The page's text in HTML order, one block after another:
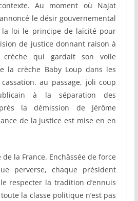
Au moment où Najat
le désir gouvernemental
loi le principe de laïcité pour
de justice donnant raison à
crèche qui gardait son voile
la crèche Baby Loup dans les
au passage, joli coup
à la séparation des
la démission de Jérôme
de la justice est mise en en
la France. Enchâssée de force
perverse, chaque président
respecter la tradition d’ennuis
la classe politique n’est pas